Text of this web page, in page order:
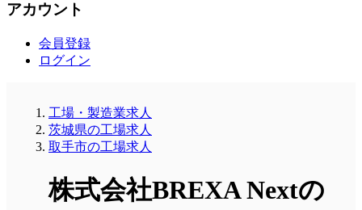
アカウント
会員登録
ログイン
工場・製造業求人
茨城県の工場求人
取手市の工場求人
株式会社BREXA Nextの